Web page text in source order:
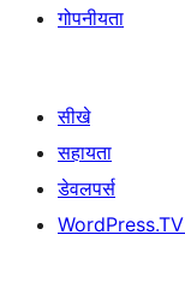
गोपनीयता
सीखे
सहायता
डेवलपर्स
WordPress.TV